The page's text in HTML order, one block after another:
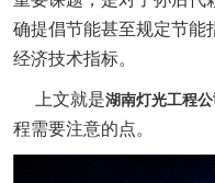
确提倡节能甚至规定节能
经济技术指标。
上文就是湖南灯光工程公
程需要注意的点。